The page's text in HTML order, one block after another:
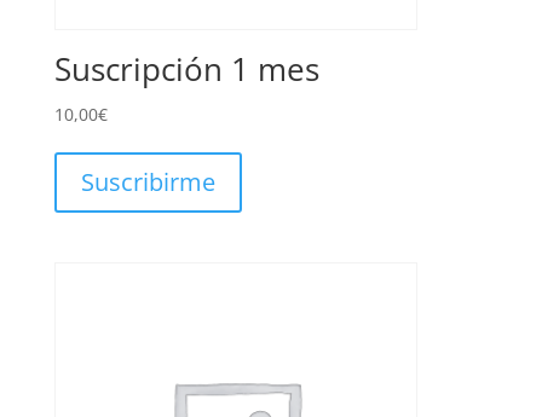
Suscripción 1 mes
10,00€
Suscribirme